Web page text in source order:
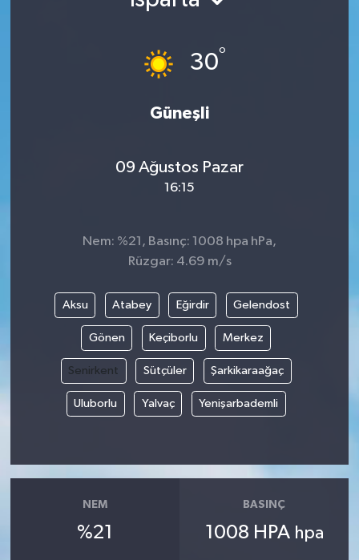
30°
Güneşli
09 Ağustos Pazar
16:15
Nem: %21, Basınç: 1008 hpa hPa,
Rüzgar: 4.69 m/s
Aksu Atabey Eğirdir Gelendost
Gönen Keçiborlu Merkez
Senirkent Sütçüler Şarkikaraağaç
Uluborlu Yalvaç Yenişarbademli
NEM
%21
BASINÇ
1008 HPA hpa
Sağlık
Son Dakika
Yaşam
AboneHaber Özel